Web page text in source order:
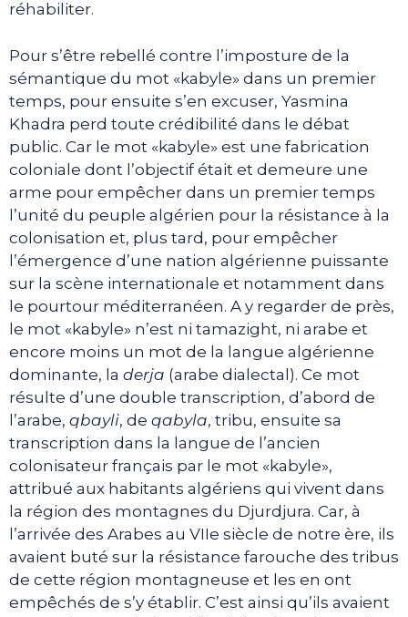
réhabiliter.
Pour s’être rebellé contre l’imposture de la
sémantique du mot «kabyle» dans un premier
temps, pour ensuite s’en excuser, Yasmina
Khadra perd toute crédibilité dans le débat
public. Car le mot «kabyle» est une fabrication
coloniale dont l’objectif était et demeure une
arme pour empêcher dans un premier temps
l’unité du peuple algérien pour la résistance à la
colonisation et, plus tard, pour empêcher
l’émergence d’une nation algérienne puissante
sur la scène internationale et notamment dans
le pourtour méditerranéen. A y regarder de près,
le mot «kabyle» n’est ni tamazight, ni arabe et
encore moins un mot de la langue algérienne
dominante, la derja (arabe dialectal). Ce mot
résulte d’une double transcription, d’abord de
l’arabe, qbayli, de qabyla, tribu, ensuite sa
transcription dans la langue de l’ancien
colonisateur français par le mot «kabyle»,
attribué aux habitants algériens qui vivent dans
la région des montagnes du Djurdjura. Car, à
l’arrivée des Arabes au VIIe siècle de notre ère, ils
avaient buté sur la résistance farouche des tribus
de cette région montagneuse et les en ont
empêchés de s’y établir. C’est ainsi qu’ils avaient